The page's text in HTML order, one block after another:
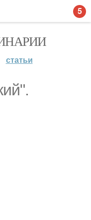
статьи
5